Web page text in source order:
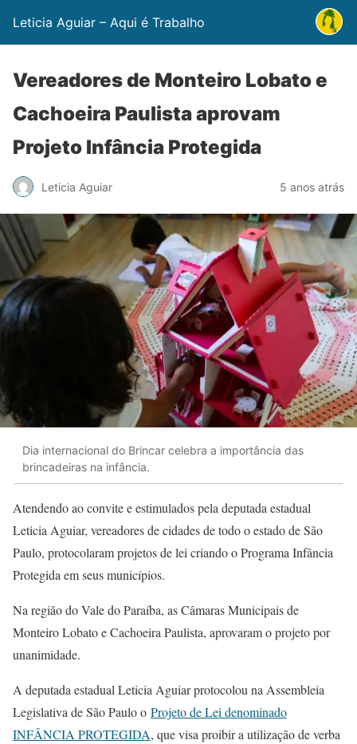
Leticia Aguiar – Aqui é Trabalho
Vereadores de Monteiro Lobato e
Cachoeira Paulista aprovam
Projeto Infância Protegida
Leticia Aguiar 5 anos atrás
Dia internacional do Brincar celebra a importância das
brincadeiras na infância.
Atendendo ao convite e estimulados pela deputada estadual
Leticia Aguiar, vereadores de cidades de todo o estado de São
Paulo, protocolaram projetos de lei criando o Programa Infância
Protegida em seus municípios.
Na região do Vale do Paraíba, as Câmaras Municipais de
Monteiro Lobato e Cachoeira Paulista, aprovaram o projeto por
unanimidade.
A deputada estadual Leticia Aguiar protocolou na Assembleia
Legislativa de São Paulo o Projeto de Lei denominado
INFÂNCIA PROTEGIDA, que visa proibir a utilização de verba